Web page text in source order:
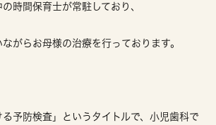
時間保育士が常駐しており、
がらお母様の治療を行っております。
予防検査」というタイトルで、小児歯科で